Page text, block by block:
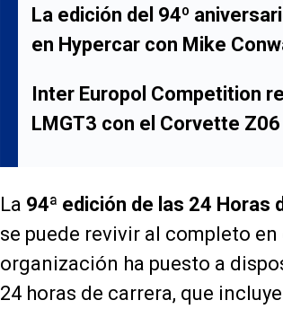
La edición del 94º
en Hypercar con Mike
Inter Europol Competition
LMGT3 con el Corvette Z06
La 94ª edición de las 24 Horas
se puede revivir al completo
organización ha puesto a
24 horas de carrera, que